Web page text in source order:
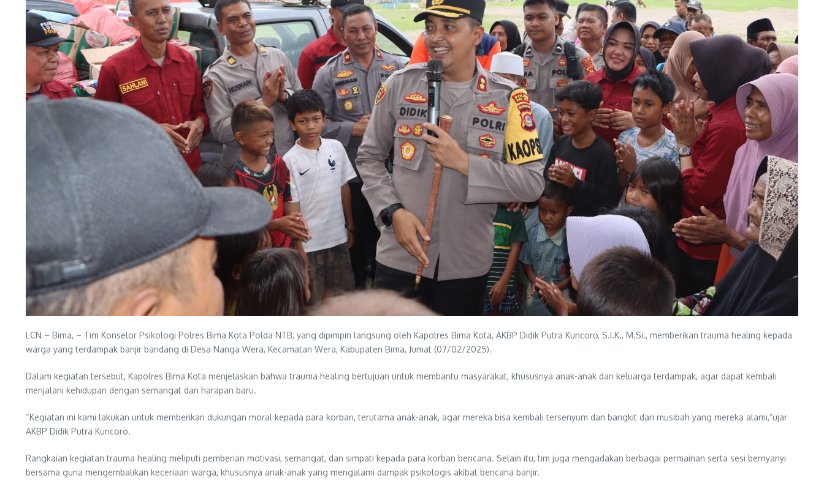
LCN – Bima, – Tim Konselor Psikologi Polres Bima Kota Polda NTB, yang dipimpin langsung oleh Kapolres Bima Kota, AKBP Didik Putra Kuncoro, S.I.K., M.Si., memberikan trauma healing kepada
warga yang terdampak banjir bandang di Desa Nanga Wera, Kecamatan Wera, Kabupaten Bima, Jumat (07/02/2025).
Dalam kegiatan tersebut, Kapolres Bima Kota menjelaskan bahwa trauma healing bertujuan untuk membantu masyarakat, khususnya anak-anak dan keluarga terdampak, agar dapat kembali
menjalani kehidupan dengan semangat dan harapan baru.
“Kegiatan ini kami lakukan untuk memberikan dukungan moral kepada para korban, terutama anak-anak, agar mereka bisa kembali tersenyum dan bangkit dari musibah yang mereka alami,”ujar
AKBP Didik Putra Kuncoro.
Rangkaian kegiatan trauma healing meliputi pemberian motivasi, semangat, dan simpati kepada para korban bencana. Selain itu, tim juga mengadakan berbagai permainan serta sesi bernyanyi
bersama guna mengembalikan keceriaan warga, khususnya anak-anak yang mengalami dampak psikologis akibat bencana banjir.